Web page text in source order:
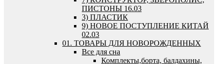
ПИСТОНЫ 16.03
3) ПЛАСТИК
9) НОВОЕ ПОСТУПЛЕНИЕ КИТАЙ
02.03
01. ТОВАРЫ ДЛЯ НОВОРОЖДЕННЫХ
Все для сна
Комплекты,борта, балдахины,